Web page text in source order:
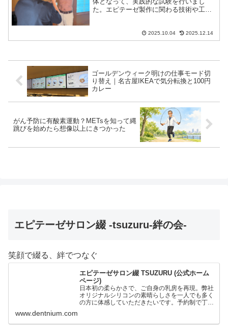
た。エピテーゼ製作に関わる技術や工程
した。細かい角度、光の反射、肌の質
感…見るだけでは気づけな...
2025.10.04 2025.12.14
ゴールデンウィーク明けの仕事モード切
り替え｜名古屋IKEAで気分転換と100円
カレー
がん予防に有酸素運動？METsを知って縄
跳びを始めたら想像以上にきつかった
エピテーゼサロン綴 -tsuzuru-絆の会-
笑顔で綴る、絆でつなぐ
エピテーゼサロン綴 TSUZURU (公式ホーム
ページ)
日本初の柔らかさで、ご自身の乳房を再現。弊社
オリジナルシリコンの素晴らしさを一人でも多く
の方に体感していただきたいです。予約制で丁寧
寄り添う自然な美しさ…
www.dentnium.com